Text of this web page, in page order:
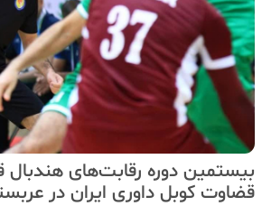
بیستمین دوره رقابت‌های هندبال
قضاوت کوبل داوری ایران در